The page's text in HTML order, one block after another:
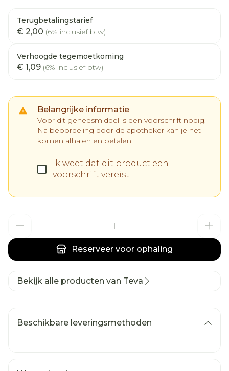
Terugbetalingstarief
€ 2,00 (6% inclusief btw)
Verhoogde tegemoetkoming
€ 1,09 (6% inclusief btw)
Belangrijke informatie
Voor dit geneesmiddel is een voorschrift nodig.
Na beoordeling door de apotheker kan je het
komen afhalen en betalen.
Ik weet dat dit product een
voorschrift vereist.
Reserveer voor ophaling
Bekijk alle producten van Teva
Beschikbare leveringsmethoden